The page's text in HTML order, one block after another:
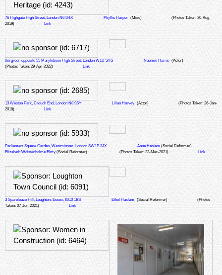
76 Highgate High Street, London N6 5HX Phyllis Harper (Misc)
(Photos Taken: 30-Aug-
2019)
Link
the green opposite 55 Marylebone High Street, London W1U 5HS Naomie Harris (Actor)
(Photos Taken: 29-Apr-2022)
Link
13 Weston Park, Crouch End, London N8 9SY Lilian Harvey (Actor)
(Photos Taken: 26-Jan-
2018)
Link
Parliament Square Garden, Westminster, London SW1P 3JX Anna Haslam (Social Reformer)
Elizabeth Wolstenholme Elmy (Social Reformer) (Photos Taken: 23-Mar-2021) Link
3 Spareleaze Hill, Loughton, Essex, IG10 1BS Ethel Haslam (Social Reformer)
(Photos
Taken: 07-Jun-2021)
Link